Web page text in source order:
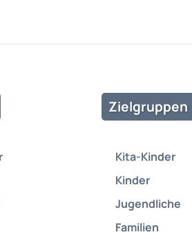
Zielgruppen
Kita-Kinder
Kinder
Jugendliche
Familien